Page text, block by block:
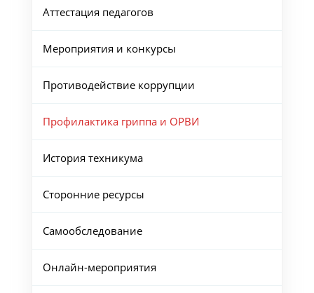
Аттестация педагогов
Мероприятия и конкурсы
Противодействие коррупции
Профилактика гриппа и ОРВИ
История техникума
Сторонние ресурсы
Самообследование
Онлайн-мероприятия